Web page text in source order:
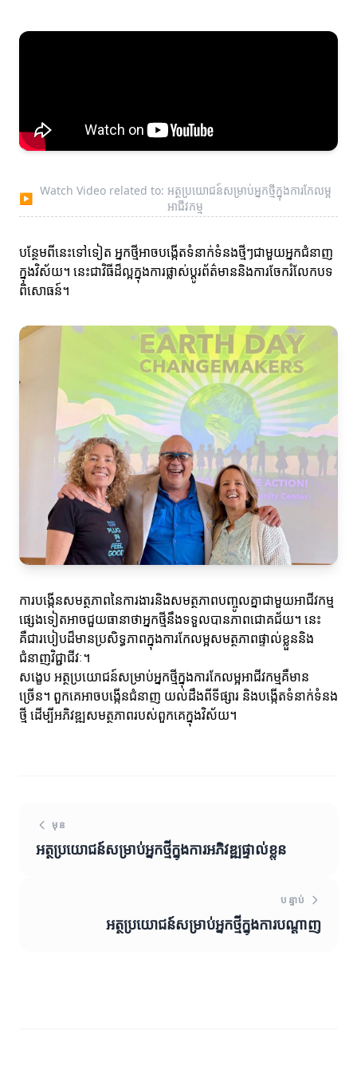
▶
Watch Video related to: អត្ថប្រយោជន៍សម្រាប់អ្នកថ្មីក្នុងការកែលម្អ
អាជីវកម្ម
បន្ថែមពីនេះទៅទៀត អ្នកថ្មីអាចបង្កើតទំនាក់ទំនងថ្មីៗជាមួយអ្នកជំនាញ
ក្នុងវិស័យ។ នេះជាវិធីដ៏ល្អក្នុងការផ្លាស់ប្ដូរព័ត៌មាននិងការចែករំលែកបទ
ពិសោធន៍។
ការបង្កើនសមត្ថភាពនៃការងារនិងសមត្ថភាពបញ្ចូលគ្នាជាមួយអាជីវកម្ម
ផ្សេងទៀតអាចជួយធានាថាអ្នកថ្មីនឹងទទួលបានភាពជោគជ័យ។ នេះ
គឺជារបៀបដ៏មានប្រសិទ្ធភាពក្នុងការកែលម្អសមត្ថភាពផ្ទាល់ខ្លួននិង
ជំនាញវិជ្ជាជីវៈ។
សង្ខេប អត្ថប្រយោជន៍សម្រាប់អ្នកថ្មីក្នុងការកែលម្អអាជីវកម្មគឺមាន
ច្រើន។ ពួកគេអាចបង្កើនជំនាញ យល់ដឹងពីទីផ្សារ និងបង្កើតទំនាក់ទំនង
ថ្មី ដើម្បីអភិវឌ្ឍសមត្ថភាពរបស់ពួកគេក្នុងវិស័យ។
មុន
អត្ថប្រយោជន៍សម្រាប់អ្នកថ្មីក្នុងការអភិវឌ្ឍផ្ទាល់ខ្លួន
បន្ទាប់
អត្ថប្រយោជន៍សម្រាប់អ្នកថ្មីក្នុងការបណ្តាញ